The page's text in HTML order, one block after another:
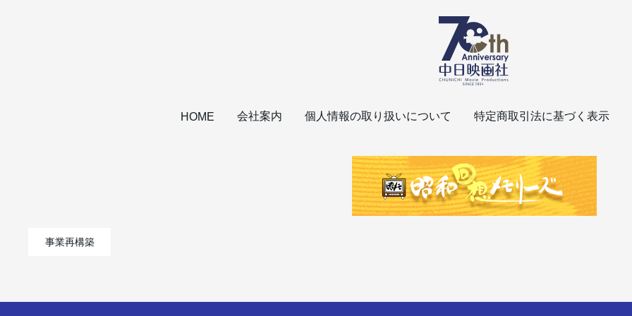
HOME 会社案内 個人情報の取り扱いについて 特定商取引法に基づく表示
事業再構築